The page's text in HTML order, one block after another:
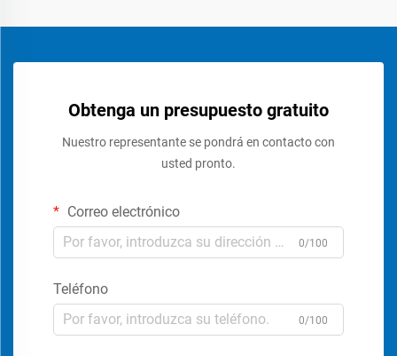
Obtenga un presupuesto gratuito
Nuestro representante se pondrá en contacto con
usted pronto.
Correo electrónico
0/100
Teléfono
0/100